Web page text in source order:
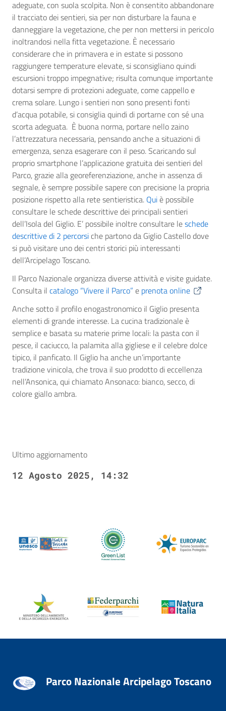
adeguate, con suola scolpita. Non è consentito abbandonare
il tracciato dei sentieri, sia per non disturbare la fauna e
danneggiare la vegetazione, che per non mettersi in pericolo
inoltrandosi nella fitta vegetazione. È necessario
considerare che in primavera e in estate si possono
raggiungere temperature elevate, si sconsigliano quindi
escursioni troppo impegnative; risulta comunque importante
dotarsi sempre di protezioni adeguate, come cappello e
crema solare. Lungo i sentieri non sono presenti fonti
d’acqua potabile, si consiglia quindi di portarne con sé una
scorta adeguata. È buona norma, portare nello zaino
l’attrezzatura necessaria, pensando anche a situazioni di
emergenza, senza esagerare con il peso. Scaricando sul
proprio smartphone l’applicazione gratuita dei sentieri del
Parco, grazie alla georeferenziazione, anche in assenza di
segnale, è sempre possibile sapere con precisione la propria
posizione rispetto alla rete sentieristica. Quiè possibile
consultare le schede descrittive dei principali sentieri
dell’Isola del Giglio. E’ possibile inoltre consultare leschede
descrittive di 2 percorsi che partono da Giglio Castello dove
si può visitare uno dei centri storici più interessanti
dell’Arcipelago Toscano.
Il Parco Nazionale organizza diverse attività e visite guidate.
Consulta il catalogo “Vivere il Parco” e prenota online
Anche sotto il profilo enogastronomico il Giglio presenta
elementi di grande interesse. La cucina tradizionale è
semplice e basata su materie prime locali: la pasta con il
pesce, il caciucco, la palamita alla gigliese e il celebre dolce
tipico, il panficato. Il Giglio ha anche un’importante
tradizione vinicola, che trova il suo prodotto di eccellenza
nell’Ansonica, qui chiamato Ansonaco: bianco, secco, di
colore giallo ambra.
Ultimo aggiornamento
12 Agosto 2025, 14:32
Parco Nazionale Arcipelago Toscano